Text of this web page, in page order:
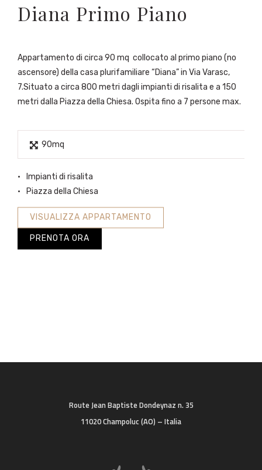
Diana Primo Piano
Appartamento di circa 90 mq collocato al primo piano (no
ascensore) della casa plurifamiliare “Diana” in Via Varasc,
7.Situato a circa 800 metri dagli impianti di risalita e a 150
metri dalla Piazza della Chiesa. Ospita fino a 7 persone max.
90mq
Impianti di risalita
Piazza della Chiesa
VISUALIZZA APPARTAMENTO
PRENOTA ORA
Route Jean Baptiste Dondeynaz n. 35
11020 Champoluc (AO) – Italia